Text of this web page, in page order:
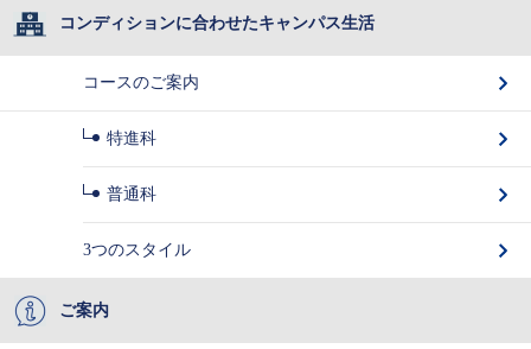
コンディションに合わせたキャンパス生活
コースのご案内
特進科
普通科
3つのスタイル
ご案内